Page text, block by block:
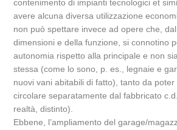
contenimento di impianti tecnologici et
avere alcuna diversa utilizzazione
non può spettare invece ad opere che,
dimensioni e della funzione, si connotino
autonomia rispetto alla principale e non
stessa (come lo sono, p. es., legnaie e
nuovi vani abitabili di fatto), tanto da
circolare separatamente dal fabbricato
realtà, distinto).
Ebbene, l’ampliamento del garage/